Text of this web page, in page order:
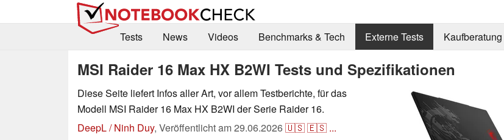
Tests
News Videos Benchmarks & Tech Externe Tests Kaufberatung
MSI Raider 16 Max HX B2WI Tests und Spezifikationen
Diese Seite liefert Infos aller Art, vor allem Testberichte, für das
Modell MSI Raider 16 Max HX B2WI der Serie Raider 16.
DeepL / Ninh Duy, Veröffentlicht am29.06.2026🇺🇸🇪🇸 ...